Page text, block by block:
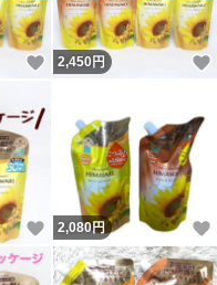
いいね！
2,450 円
いいね！
2,080円